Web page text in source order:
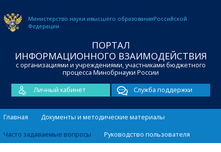
Министерство науки ивысшего образованияРоссийской
Федерации
ПОРТАЛ
ИНФОРМАЦИОННОГО ВЗАИМОДЕЙСТВИЯ
с организациями и учреждениями, участниками бюджетного
процесса Минобрнауки России
Личный кабинет
Служба поддержки
Главная
Документы и методические материалы
Часто задаваемые вопросы
Руководство пользователя